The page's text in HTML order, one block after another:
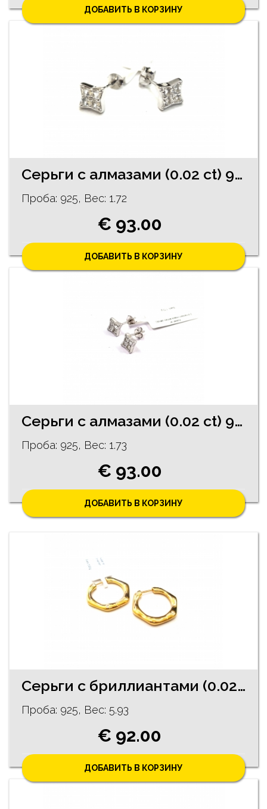
ДОБАВИТЬ В КОРЗИНУ
Cерьги с алмазами (0.02 ct) 92/5755
Проба: 925, Bес: 1.72
€ 93.00
ДОБАВИТЬ В КОРЗИНУ
Cерьги c алмазaми (0.02 ct) 91/5755
Проба: 925, Bес: 1.73
€ 93.00
ДОБАВИТЬ В КОРЗИНУ
Серьги с бриллиантами (0.02 ct) 240/5735
Проба: 925, Bес: 5.93
€ 92.00
ДОБАВИТЬ В КОРЗИНУ